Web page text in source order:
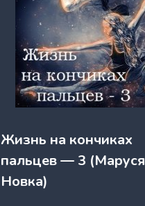
Жизнь на кончиках
пальцев — 3 (Маруся
Новка)